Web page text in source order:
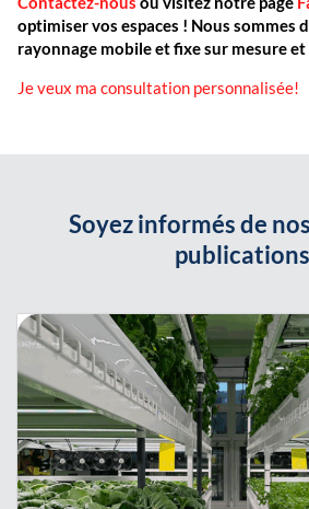
optimiser vos espaces ! Nous sommes
rayonnage mobile et fixe sur mesure
Je veux ma consultation personnalisée!
Soyez informés de